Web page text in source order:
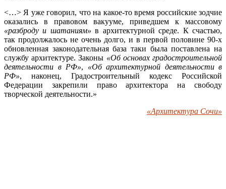
<…> Я уже говорил, что на какое-то время российские зодчие
оказались в правовом вакууме, приведшем к массовому
«разброду и шатаниям» в архитектурной среде. К счастью,
так продолжалось не очень долго, и в первой половине 90-х
обновленная законодательная база таки была поставлена на
службу архитектуре. Законы «Об основах градостроительной
деятельности в РФ», «Об архитектурной деятельности в
РФ», наконец, Градостроительный кодекс Российской
Федерации закрепили право архитектора на свободу
творческой деятельности.»
«Архитектура Сочи»